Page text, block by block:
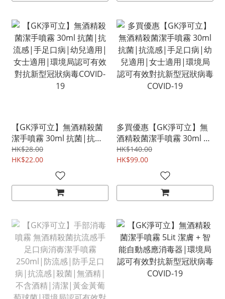
【GK淨可立】無酒精殺菌
潔手噴霧 30ml 抗菌|抗流
感|手足口病|幼兒適用|女
士適用|環境局認可有效對
抗新型冠狀病毒COVID-19
HK$28.00
HK$22.00
多買優惠【GK淨可立】無
酒精殺菌潔手噴霧 30ml 抗
菌|抗流感|手足口病|幼兒
適用|女士適用|環境局認
可有效對抗新型冠狀病毒
COVID-19
HK$140.00
HK$99.00